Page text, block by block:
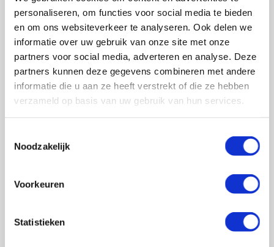
personaliseren, om functies voor social media te bieden
en om ons websiteverkeer te analyseren. Ook delen we
informatie over uw gebruik van onze site met onze
partners voor social media, adverteren en analyse. Deze
partners kunnen deze gegevens combineren met andere
informatie die u aan ze heeft verstrekt of die ze hebben
verzameld op basis van uw gebruik van hun services.
Noodzakelijk
Voorkeuren
Statistieken
0348 – 43 29 20(algemene nummer)
(ma t/m do: van 10.00 tot 14.30 uur)
info@crohn-colitis.nl
0348 – 420 780 (ervaringsdeskundigenlijn)
(ma t/m do: van 10:00 tot 12:30 uur)
ervaringsdeskundigen@crohn-colitis.nl
voor mensen met chronische darmziektes zoals de ziekte
van Crohn, colitis ulcerosa en microscopische colitis.